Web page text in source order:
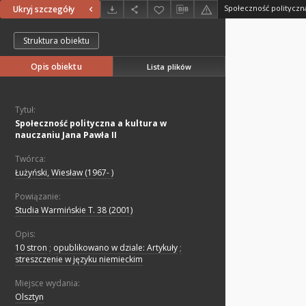
Ukryj szczegóły
Struktura obiektu
Opis obiektu Lista plików
Tytuł:
Społeczność polityczna a kultura w
nauczaniu Jana Pawła II
Twórca:
Łużyński, Wiesław (1967- )
Powiązanie:
Studia Warmińskie T. 38 (2001)
Opis:
10 stron ; opublikowano w dziale: Artykuły ;
streszczenie w języku niemieckim
Miejsce wydania:
Olsztyn